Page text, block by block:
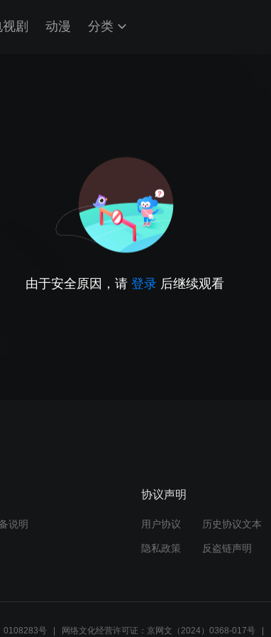
剧 动漫 分类
由于安全原因，请 登录 后继续观看
说明
协议声明
用户协议 历史协议文本
隐私政策 反盗链声明
0108283号 网络文化经营许可证：京网文（2024）0368-017号